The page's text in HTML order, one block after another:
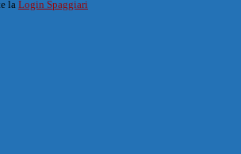
la Login Spaggiari